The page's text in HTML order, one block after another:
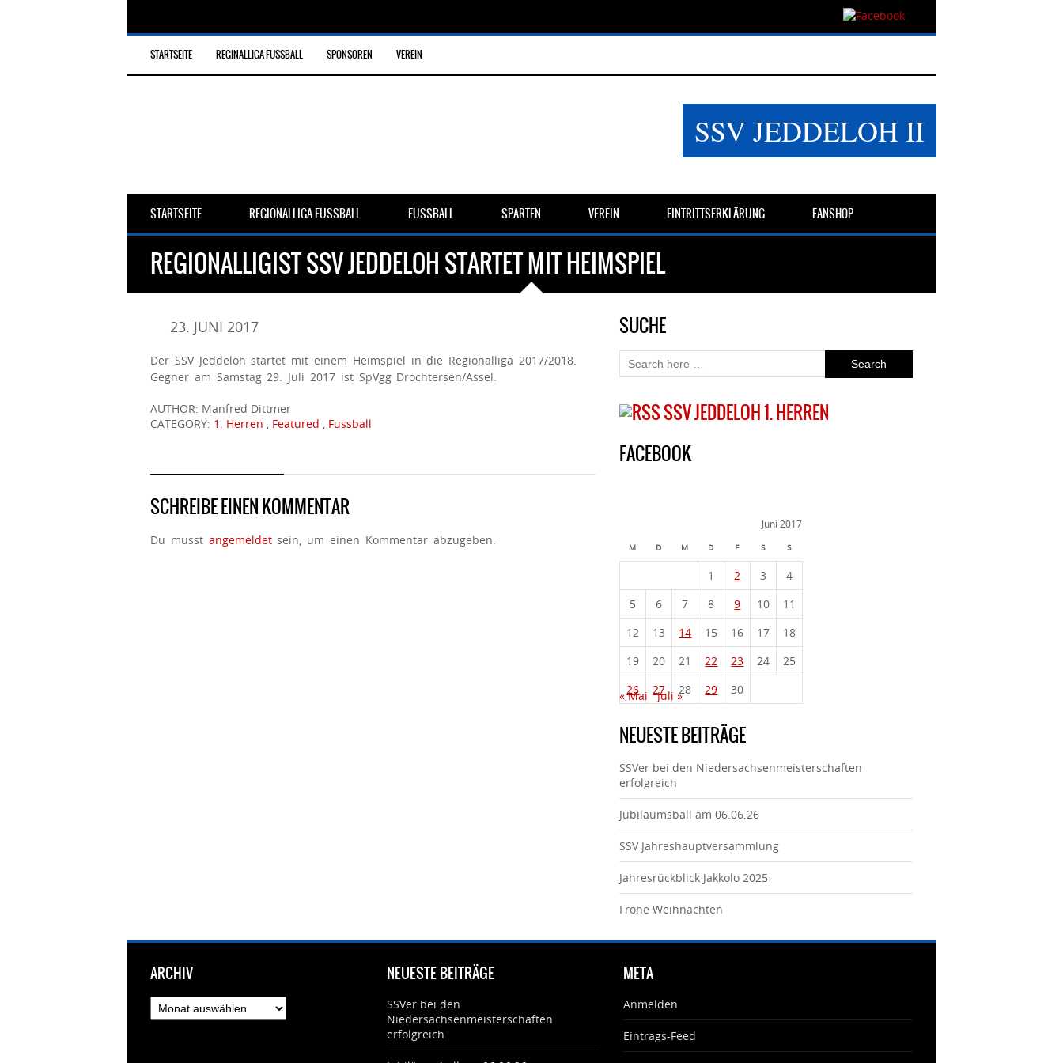
STARTSEITE REGINALLIGA FUSSBALL SPONSOREN VEREIN
SSV JEDDELOH II
STARTSEITE REGIONALLIGA FUSSBALL FUSSBALL SPARTEN VEREIN EINTRITTSERKLÄRUNG FANSHOP
REGIONALLIGIST SSV JEDDELOH STARTET MIT HEIMSPIEL
23. JUNI 2017
Der SSV Jeddeloh startet mit einem Heimspiel in die Regionalliga 2017/2018.
Gegner am Samstag 29. Juli 2017 ist SpVgg Drochtersen/Assel.
AUTHOR: Manfred Dittmer
CATEGORY: 1. Herren , Featured , Fussball
SCHREIBE EINEN KOMMENTAR
Du musst angemeldetsein, um einen Kommentar abzugeben.
SUCHE
SSV JEDDELOH 1. HERREN
FACEBOOK
Juni 2017
M D M D F S S
1 2 3
4
5
6 7 8 9 10
11
12
13 14 15 16 17
18
19
20 21 22 23 24
25
26
27 28 29 30
« Mai Juli »
NEUESTE BEITRÄGE
SSVer bei den Niedersachsenmeisterschaften
erfolgreich
Jubiläumsball am 06.06.26
SSV Jahreshauptversammlung
Jahresrückblick Jakkolo 2025
Frohe Weihnachten
ARCHIV
Archiv
NEUESTE BEITRÄGE
SSVer bei den
Niedersachsenmeisterschaften
erfolgreich
META
Anmelden
Eintrags-Feed